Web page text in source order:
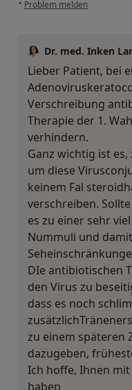
• Problem melden
Dr. med. Inken
Lieber Patient, bei
Verschreibung
Therapie der 1.
verhindern.
Ganz wichtig ist
um diese
keinem Fal
verschreiben.
es zu einer sehr
Nummuli und
DIe antibiotischen
den Virus zu
dass es noch
zu einem späteren
dazugeben,
Ich hoffe, Ihnen
haben